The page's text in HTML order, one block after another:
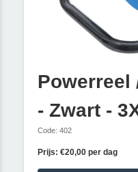
Powerreel
- Zwart -
Code: 402
Prijs: €20,00 per dag